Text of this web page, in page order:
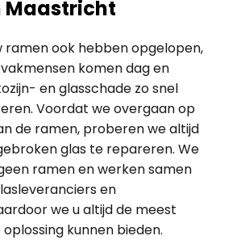
Maastricht
ramen ook hebben opgelopen,
komen dag en
en glasschade zo snel
Voordat we overgaan op
de ramen, proberen we altijd
glas te repareren. We
ramen en werken samen
en
we u altijd de meest
kunnen bieden.